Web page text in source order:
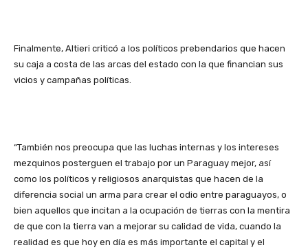
Finalmente, Altieri criticó a los políticos prebendarios que hacen
su caja a costa de las arcas del estado con la que financian sus
vicios y campañas políticas.
“También nos preocupa que las luchas internas y los intereses
mezquinos posterguen el trabajo por un Paraguay mejor, así
como los políticos y religiosos anarquistas que hacen de la
diferencia social un arma para crear el odio entre paraguayos, o
bien aquellos que incitan a la ocupación de tierras con la mentira
de que con la tierra van a mejorar su calidad de vida, cuando la
realidad es que hoy en día es más importante el capital y el